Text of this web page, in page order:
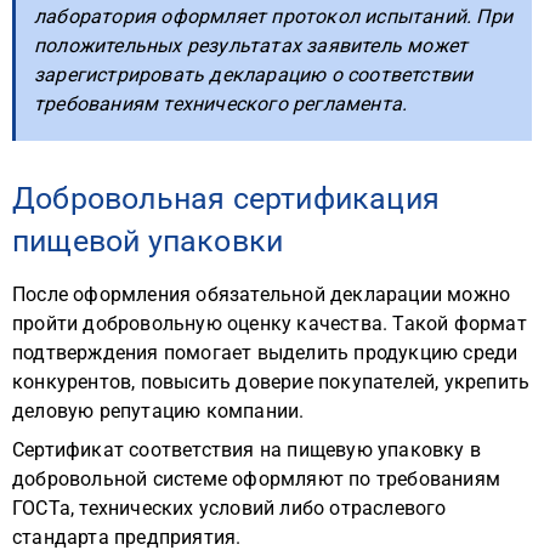
лаборатория оформляет протокол испытаний. При
положительных результатах заявитель может
зарегистрировать декларацию о соответствии
требованиям технического регламента.
Добровольная сертификация
пищевой упаковки
После оформления обязательной декларации можно
пройти добровольную оценку качества. Такой формат
подтверждения помогает выделить продукцию среди
конкурентов, повысить доверие покупателей, укрепить
деловую репутацию компании.
Сертификат соответствия на пищевую упаковку в
добровольной системе оформляют по требованиям
ГОСТа, технических условий либо отраслевого
стандарта предприятия.